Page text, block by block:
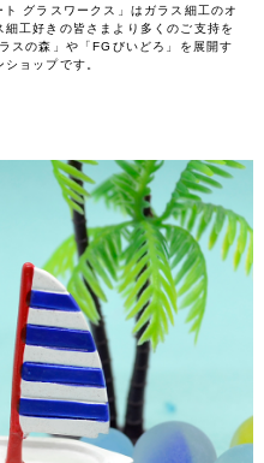
グラスワークス」はガラス細工のオ
工好きの皆さまより多くのご支持を
スの森」や「FGびいどろ」を展開す
ンショップです。